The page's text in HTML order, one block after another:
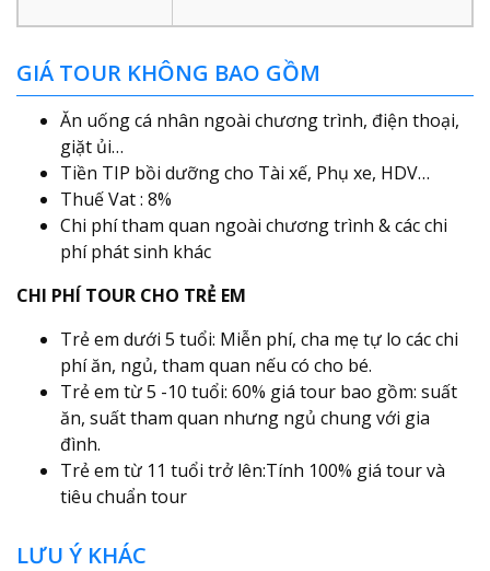
GIÁ TOUR KHÔNG BAO GỒM
Ăn uống cá nhân ngoài chương trình, điện thoại,
giặt ủi…
Tiền TIP bồi dưỡng cho Tài xế, Phụ xe, HDV…
Thuế Vat : 8%
Chi phí tham quan ngoài chương trình & các chi
phí phát sinh khác
CHI PHÍ TOUR CHO TRẺ EM
Trẻ em dưới 5 tuổi: Miễn phí, cha mẹ tự lo các chi
phí ăn, ngủ, tham quan nếu có cho bé.
Trẻ em từ 5 -10 tuổi: 60% giá tour bao gồm: suất
ăn, suất tham quan nhưng ngủ chung với gia
đình.
Trẻ em từ 11 tuổi trở lên:Tính 100% giá tour và
tiêu chuẩn tour
LƯU Ý KHÁC